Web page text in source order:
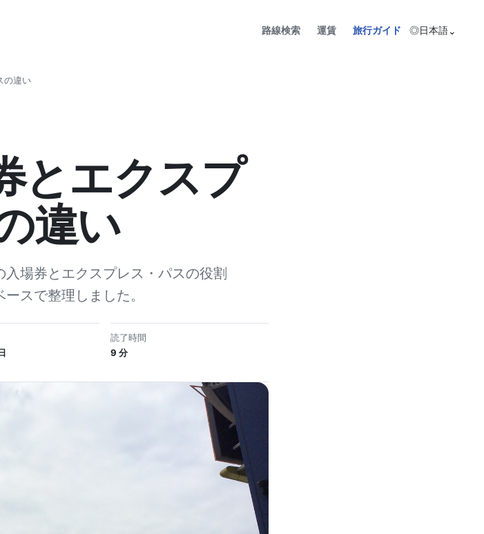
路線検索 運賃 旅行ガイド ◎日本語⌄
の違い
とエクスプ
違い
場券とエクスプレス・パスの役割
スで整理しました。
読了時間
9 分